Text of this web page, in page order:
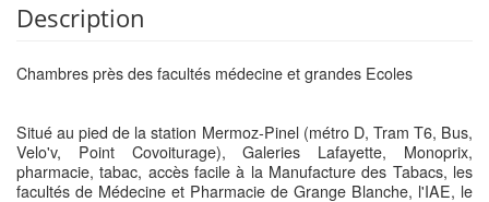
Description
Chambres près des facultés médecine et grandes Ecoles
Situé au pied de la station Mermoz-Pinel (métro D, Tram T6, Bus,
Velo'v, Point Covoiturage), Galeries Lafayette, Monoprix,
pharmacie, tabac, accès facile à la Manufacture des Tabacs, les
facultés de Médecine et Pharmacie de Grange Blanche, l'IAE, le